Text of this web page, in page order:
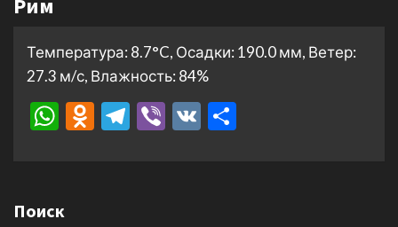
Рим
Температура: 8.7°C, Осадки: 190.0 мм, Ветер:
27.3 м/с, Влажность: 84%
WhatsApp
Odnoklassniki
Telegram
Viber
VK
Поиск